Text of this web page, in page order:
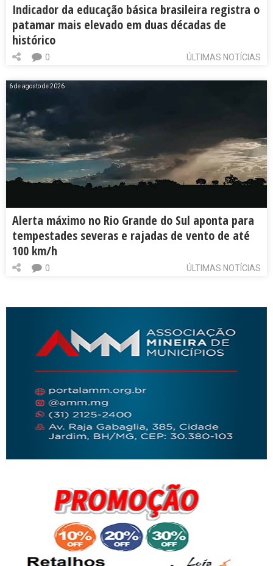
Indicador da educação básica brasileira registra o
patamar mais elevado em duas décadas de
histórico
ÚLTIMAS NOTÍCIAS
0
6 de agosto de 2026
Alerta máximo no Rio Grande do Sul aponta para
tempestades severas e rajadas de vento de até
100 km/h
ÚLTIMAS NOTÍCIAS
0